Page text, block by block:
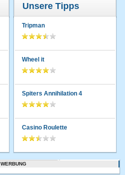
Unsere Tipps
Tripman
Wheel it
Spiters Annihilation 4
Casino Roulette
WERBUNG